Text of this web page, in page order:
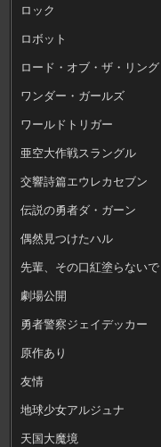
ロック
ロボット
ロード・オブ・ザ・リング
ワンダー・ガールズ
ワールドトリガー
亜空大作戦スラングル
交響詩篇エウレカセブン
伝説の勇者ダ・ガーン
偶然見つけたハル
先輩、その口紅塗らないで
劇場公開
勇者警察ジェイデッカー
原作あり
友情
地球少女アルジュナ
天国大魔境